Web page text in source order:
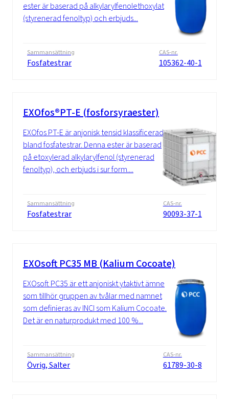
ester är baserad på alkylarylfenolethoxylat
(styrenerad fenoltyp) och erbjuds...
Sammansättning
Fosfatestrar
CAS-nr.
105362-40-1
EXOfos®PT-E (fosforsyraester)
EXOfos PT-E är anjonisk tensid klassificerad
bland fosfatestrar. Denna ester är baserad
på etoxylerad alkylarylfenol (styrenerad
fenoltyp), och erbjuds i sur form....
Sammansättning
Fosfatestrar
CAS-nr.
90093-37-1
EXOsoft PC35 MB (Kalium Cocoate)
EXOsoft PC35 är ett anjoniskt ytaktivt ämne
som tillhör gruppen av tvålar med namnet
som definieras av INCI som Kalium Cocoate.
Det är en naturprodukt med 100 %...
Sammansättning
Övrig, Salter
CAS-nr.
61789-30-8